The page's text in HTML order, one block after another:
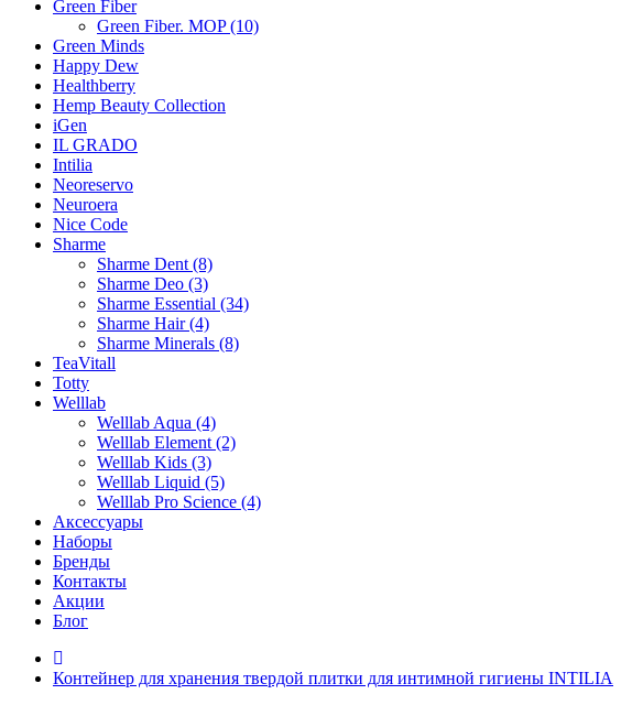
Green Fiber
Green Fiber. MOP (10)
Green Minds
Happy Dew
Healthberry
Hemp Beauty Collection
iGen
IL GRADO
Intilia
Neoreservo
Neuroera
Nice Code
Sharme
Sharme Dent (8)
Sharme Deo (3)
Sharme Essential (34)
Sharme Hair (4)
Sharme Minerals (8)
TeaVitall
Totty
Welllab
Welllab Aqua (4)
Welllab Element (2)
Welllab Kids (3)
Welllab Liquid (5)
Welllab Pro Science (4)
Аксессуары
Наборы
Бренды
Контакты
Акции
Блог
Контейнер для хранения твердой плитки для интимной гигиены INTILIA